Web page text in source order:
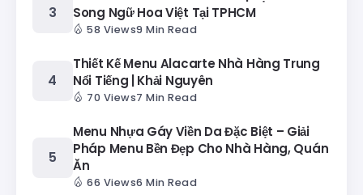
Song Ngữ Hoa Việt Tại TPHCM
58 Views9 Min Read
Thiết Kế Menu Alacarte Nhà Hàng Trung
Nổi Tiếng | Khải Nguyên
70 Views7 Min Read
Menu Nhựa Gáy Viền Da Đặc Biệt – Giải
Pháp Menu Bền Đẹp Cho Nhà Hàng, Quán
Ăn
66 Views6 Min Read